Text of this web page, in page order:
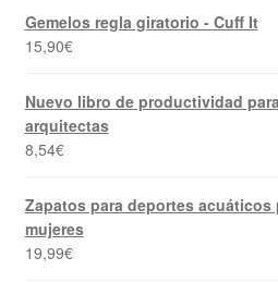
Gemelos regla giratorio - Cuff It
15,90€
Nuevo libro de productividad
arquitectas
8,54€
Zapatos para deportes acuáticos
mujeres
19,99€